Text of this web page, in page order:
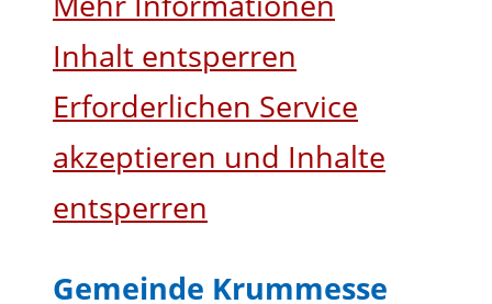
Inhalt entsperren
Erforderlichen Service
akzeptieren und Inhalte
entsperren
Gemeinde Krummesse